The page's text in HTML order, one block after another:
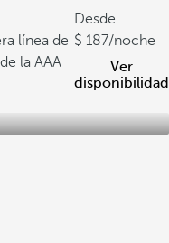
línea de
la AAA
Desde
187/noche
Ver
disponibilidad